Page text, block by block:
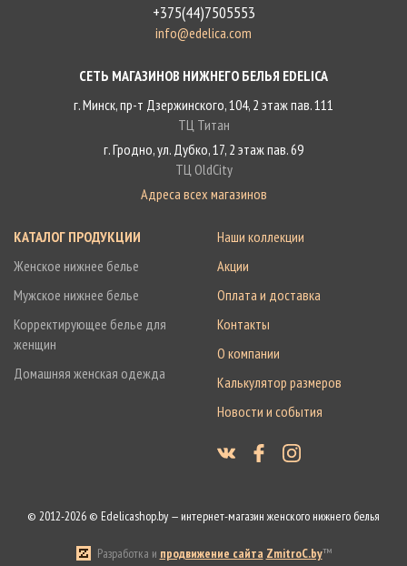
+375(44)7505553
info@edelica.com
СЕТЬ МАГАЗИНОВ НИЖНЕГО БЕЛЬЯ EDELICA
г. Минск, пр-т Дзержинского, 104, 2 этаж пав. 111
ТЦ Титан
г. Гродно, ул. Дубко, 17, 2 этаж пав. 69
ТЦ OldCity
Адреса всех магазинов
КАТАЛОГ ПРОДУКЦИИ
Женское нижнее белье
Мужское нижнее белье
Корректирующее белье для
женщин
Домашняя женская одежда
Наши коллекции
Акции
Оплата и доставка
Контакты
О компании
Калькулятор размеров
Новости и события
© 2012-2026 © Edelicashop.by — интернет-магазин женского нижнего белья
Разработка и продвижение сайта ZmitroC.by™